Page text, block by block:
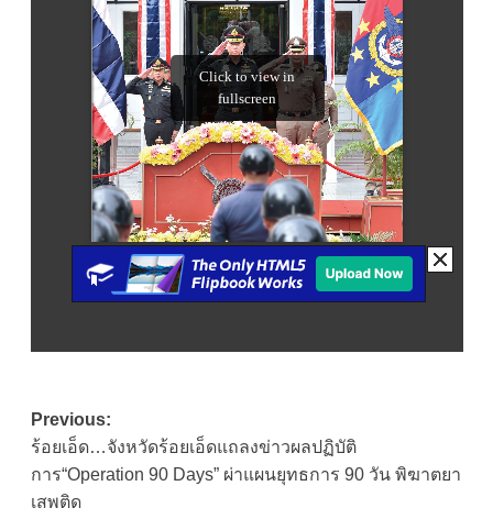
Post
navigation
Previous:
ร้อยเอ็ด…จังหวัดร้อยเอ็ดแถลงข่าวผลปฏิบัติ
การ“Operation 90 Days” ผ่าแผนยุทธการ 90 วัน พิฆาตยา
เสพติด